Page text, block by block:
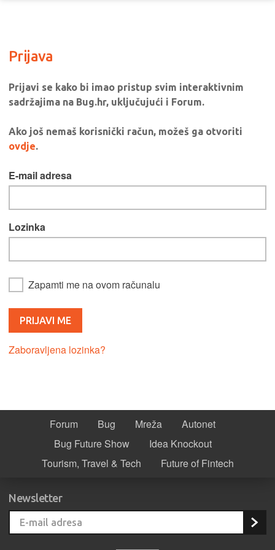
Prijava
Prijavi se kako bi imao pristup svim interaktivnim
sadržajima na Bug.hr, uključujući i Forum.
Ako još nemaš korisnički račun, možeš ga otvoriti
ovdje.
E-mail adresa
Lozinka
Zapamti me na ovom računalu
Zaboravljena lozinka?
Forum Bug Mreža
Autonet
Bug Future Show
Idea Knockout
Tourism, Travel & Tech
Future of Fintech
Newsletter